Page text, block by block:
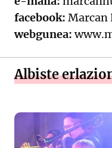
facebook: Marcan
webgunea:
Albiste